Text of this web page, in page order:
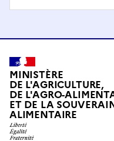
MINISTÈRE
DE L'AGRICULTURE,
DE L'AGRO-
ET DE LA
ALIMENTAIRE